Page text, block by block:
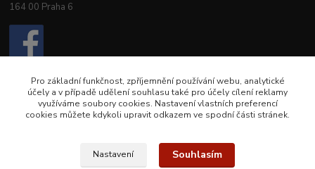
164 00 Praha 6
© Creative Booster, s.r.o.
Pro základní funkčnost, zpříjemnění používání webu, analytické
účely a v případě udělení souhlasu také pro účely cílení reklamy
využíváme soubory cookies. Nastavení vlastních preferencí
cookies můžete kdykoli upravit odkazem ve spodní části stránek.
Nastavení Souhlasím